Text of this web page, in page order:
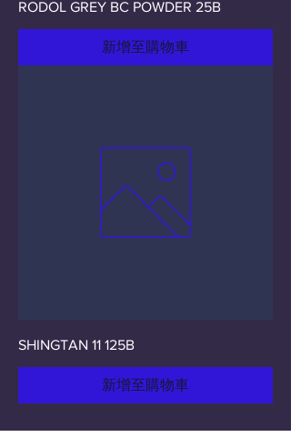
RODOL GREY BC POWDER 25B
新增至購物車
SHINGTAN 11 125B
新增至購物車